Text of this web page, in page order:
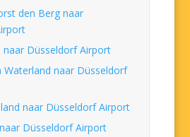
den Berg naar
naar Düsseldorf Airport
Waterland naar Düsseldorf
naar Düsseldorf Airport
Düsseldorf Airport